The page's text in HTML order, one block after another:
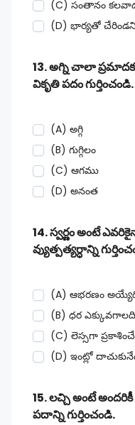
(C) సంతానం
(D) భార్యతో
13. అగ్ని చాలా
వికృతి పదం గుర్తించండి.
(A) అగ్గి
(B) గుగ్గిలం
(C) ఆగము
(D) అనంత
14. స్వర్ణం అంటే
వ్యుత్పత్యర్ధాన్ని
(A) ఆభరణం
(B) ధర ఎక్కువగాలది
(C) లెస్సగా
(D) ఇంట్లో
15. లచ్చి అంటే
పదాన్ని గుర్తించండి.